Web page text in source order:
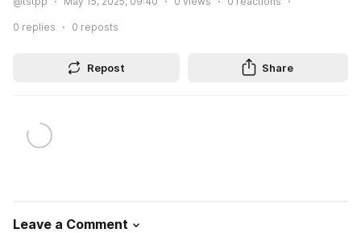
0 replies 0 reposts
Repost Share
Leave a Comment